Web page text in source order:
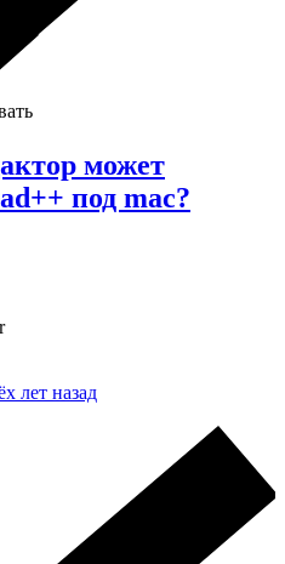
может
под mac?
лет назад